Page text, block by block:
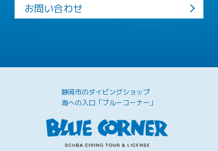
お問い合わせ
静岡市のダイビングショップ
海への入口「ブルーコーナー」